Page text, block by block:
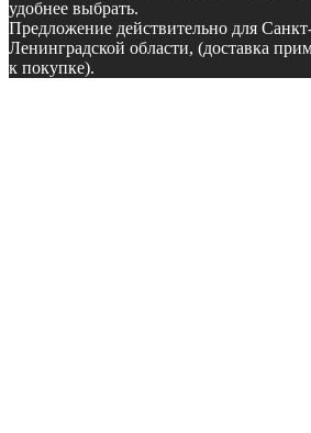
удобнее выбрать.
Предложение действительно для
Ленинградской области, (доставка
к покупке).